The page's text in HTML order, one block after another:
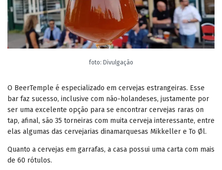
foto: Divulgação
O BeerTemple é especializado em cervejas estrangeiras. Esse
bar faz sucesso, inclusive com não-holandeses, justamente por
ser uma excelente opção para se encontrar cervejas raras on
tap, afinal, são 35 torneiras com muita cerveja interessante, entre
elas algumas das cervejarias dinamarquesas Mikkeller e To Øl.
Quanto a cervejas em garrafas, a casa possui uma carta com mais
de 60 rótulos.